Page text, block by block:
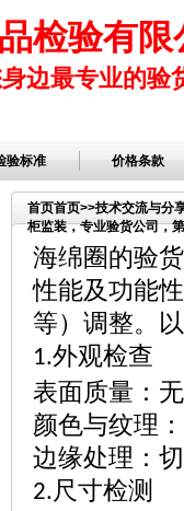
检验有限
边最专业的验
验标准 价格条款
首页首页>>技术交流与分
柜监装，专业验货公司，
品公司，服装检品，鞋子
海绵圈的验
性能及功能
等）调整。
1.外观检查
表面质量：
颜色与纹理
边缘处理：
2.尺寸检测